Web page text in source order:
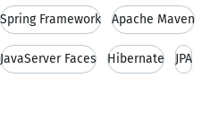
Spring Framework Apache Maven
JavaServer Faces Hibernate JPA